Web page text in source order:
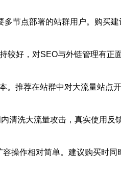
节点部署的站群用户。购买
较好，对SEO与外链管理有正
。推荐在站群中对大流量站点
洗大流量攻击，真实使用反
操作相对简单。建议购买时